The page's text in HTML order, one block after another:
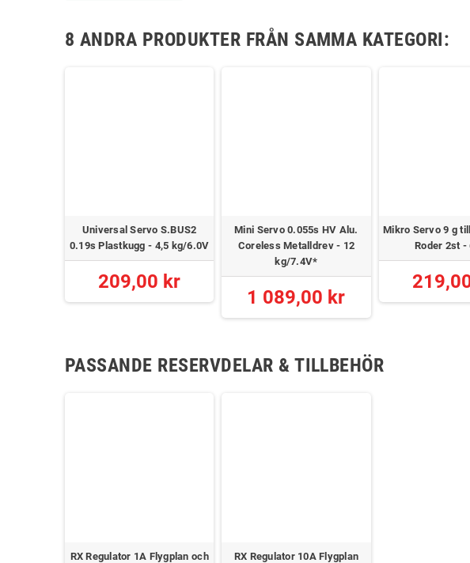
8 ANDRA PRODUKTER FRÅN SAMMA KATEGORI:
Universal Servo S.BUS2
0.19s Plastkugg - 4,5 kg/6.0V
209,00 kr
Mini Servo 0.055s HV Alu.
Coreless Metalldrev - 12
kg/7.4V*
1 089,00 kr
Mikro Servo 9 g
Roder 2st -
PASSANDE RESERVDELAR & TILLBEHÖR
RX Regulator 1A Flygplan och
RX Regulator 10A Flygplan